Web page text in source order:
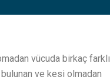
Pazarlama Hizmetleri
vücuda birkaç farklı
ve kesi olmadan